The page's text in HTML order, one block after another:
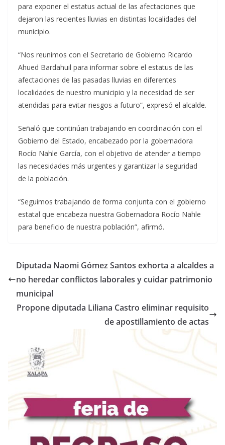
para exponer el estatus actual de las afectaciones que
dejaron las recientes lluvias en distintas localidades del
municipio.
“Nos reunimos con el Secretario de Gobierno Ricardo
Ahued Bardahuil para informar sobre el estatus de las
afectaciones de las pasadas lluvias en diferentes
localidades de nuestro municipio y la necesidad de ser
atendidas para evitar riesgos a futuro”, expresó el alcalde.
Señaló que continúan trabajando en coordinación con el
Gobierno del Estado, encabezado por la gobernadora
Rocío Nahle García, con el objetivo de atender a tiempo
las necesidades más urgentes y garantizar la seguridad
de la población.
“Seguimos trabajando de forma conjunta con el gobierno
estatal que encabeza nuestra Gobernadora Rocío Nahle
para beneficio de nuestra población”, afirmó.
Diputada Naomi Gómez Santos exhorta a alcaldes a
no heredar conflictos laborales y cuidar patrimonio
municipal
Propone diputada Liliana Castro eliminar requisito
de apostillamiento de actas